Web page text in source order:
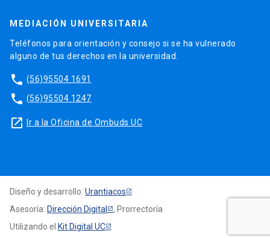
MEDIACIÓN UNIVERSITARIA
Teléfonos para orientación y consejo si se ha vulnerado
alguno de tus derechos en la universidad.
phone (56)95504 1691
phone (56)95504 1247
launch Ir a la Oficina de Ombuds UC
Diseño y desarrollo: Urantiacos
Asesoría: Dirección Digital
, Prorrectoría
Utilizando el Kit Digital UC